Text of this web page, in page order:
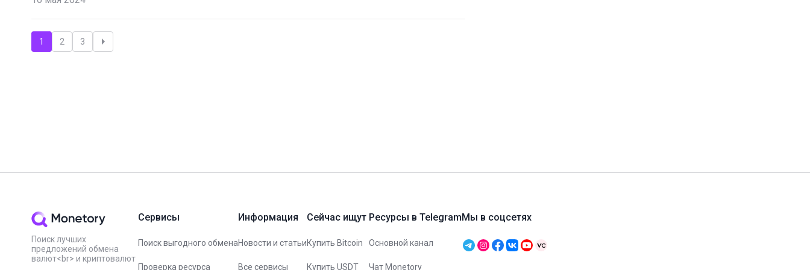
Пагинация
записей
1 2 3
Поиск лучших
предложений обмена
валют<br> и криптовалют
Сервисы
Поиск выгодного обмена
Проверка ресурса
Информация
Новости и статьи
Все сервисы
Сейчас ищут
Купить Bitcoin
Купить USDT
Ресурсы в Telegram
Основной канал
Чат Monetory
Мы в соцсетях